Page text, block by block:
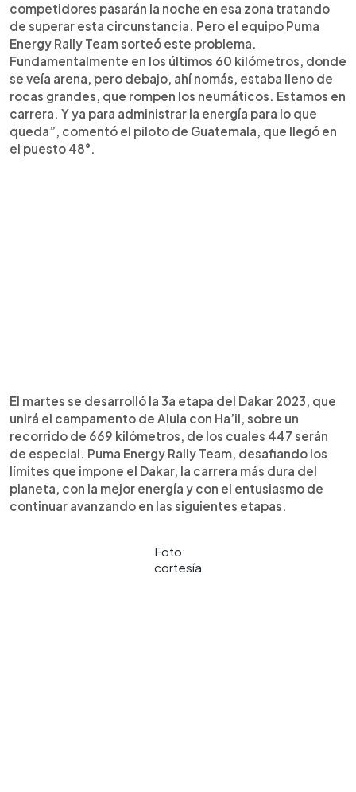
competidores pasarán la noche en esa zona tratando
de superar esta circunstancia. Pero el equipo Puma
Energy Rally Team sorteó este problema.
Fundamentalmente en los últimos 60 kilómetros, donde
se veía arena, pero debajo, ahí nomás, estaba lleno de
rocas grandes, que rompen los neumáticos. Estamos en
carrera. Y ya para administrar la energía para lo que
queda”, comentó el piloto de Guatemala, que llegó en
el puesto 48°.
El martes se desarrolló la 3a etapa del Dakar 2023, que
unirá el campamento de Alula con Ha’il, sobre un
recorrido de 669 kilómetros, de los cuales 447 serán
de especial. Puma Energy Rally Team, desafiando los
límites que impone el Dakar, la carrera más dura del
planeta, con la mejor energía y con el entusiasmo de
continuar avanzando en las siguientes etapas.
Foto:
cortesía